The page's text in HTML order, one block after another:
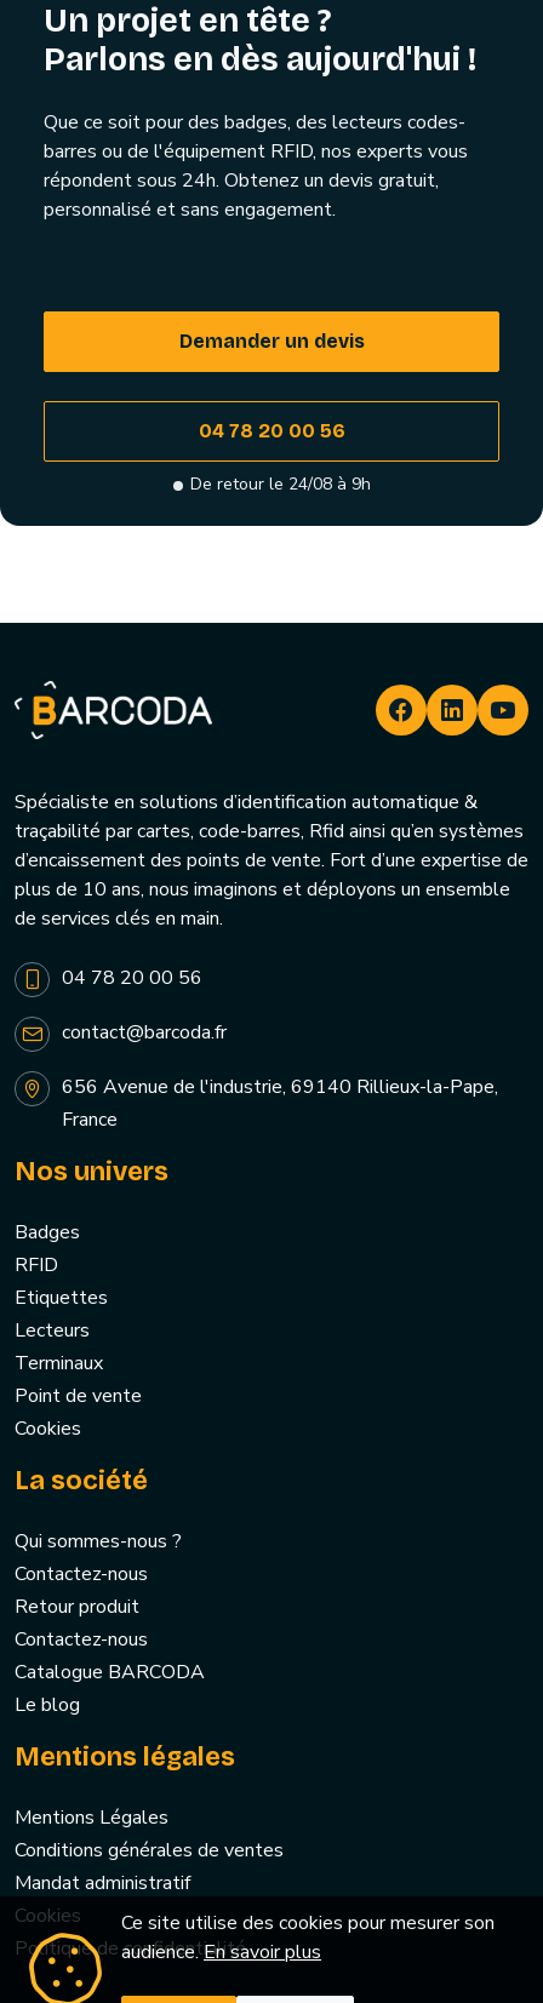
Un projet en tête ?
Parlons en dès aujourd'hui !
Que ce soit pour des badges, des lecteurs codes-
barres ou de l'équipement RFID, nos experts vous
répondent sous 24h. Obtenez un devis gratuit,
personnalisé et sans engagement.
Demander un devis
04 78 20 00 56
De retour le 24/08 à 9h
Spécialiste en solutions d’identification automatique &
traçabilité par cartes, code-barres, Rfid ainsi qu’en systèmes
d’encaissement des points de vente. Fort d’une expertise de
plus de 10 ans, nous imaginons et déployons un ensemble
de services clés en main.
04 78 20 00 56
contact@barcoda.fr
656 Avenue de l'industrie, 69140 Rillieux-la-Pape,
France
Nos univers
Badges
RFID
Etiquettes
Lecteurs
Terminaux
Point de vente
Cookies
La société
Qui sommes-nous ?
Contactez-nous
Retour produit
Contactez-nous
Catalogue BARCODA
Le blog
Mentions légales
Mentions Légales
Conditions générales de ventes
Mandat administratif
Cookies
Politique de confidentialité
Ce site utilise des cookies pour mesurer son
audience.En savoir plus